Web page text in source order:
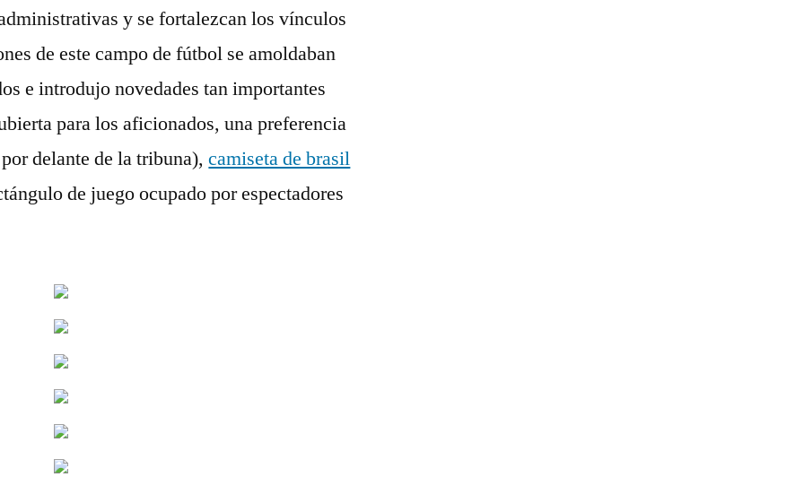
y se fortalezcan los vínculos
de este campo de fútbol se amoldaban
e introdujo novedades tan importantes
para los aficionados, una preferencia
delante de la tribuna),camiseta de brasil
de juego ocupado por espectadores